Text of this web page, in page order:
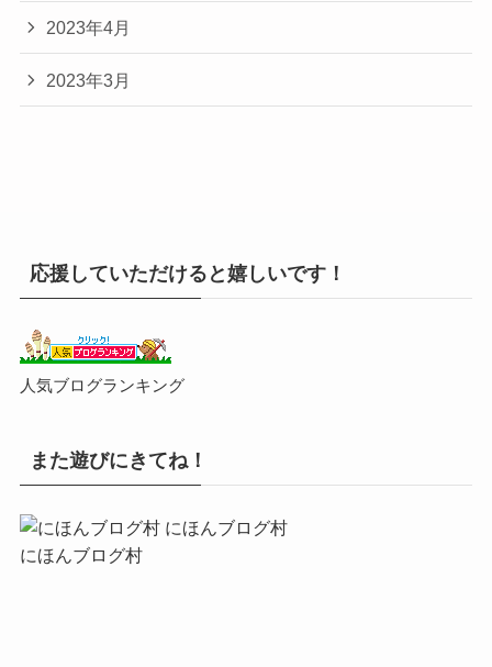
2023年4月
2023年3月
応援していただけると嬉しいです！
人気ブログランキング
また遊びにきてね！
にほんブログ村